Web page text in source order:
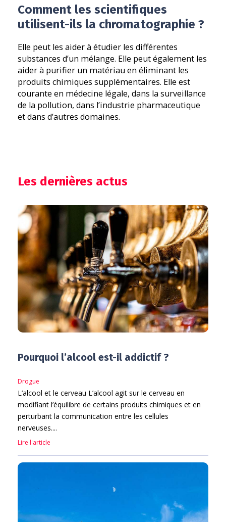
Comment les scientifiques
utilisent-ils la chromatographie ?
Elle peut les aider à étudier les différentes
substances d’un mélange. Elle peut également les
aider à purifier un matériau en éliminant les
produits chimiques supplémentaires. Elle est
courante en médecine légale, dans la surveillance
de la pollution, dans l’industrie pharmaceutique
et dans d’autres domaines.
Les dernières actus
Pourquoi l’alcool est-il addictif ?
Drogue
L’alcool et le cerveau L’alcool agit sur le cerveau en
modifiant l’équilibre de certains produits chimiques et en
perturbant la communication entre les cellules
nerveuses....
Lire l'article